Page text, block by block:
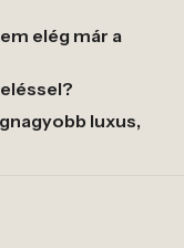
elég már a
luxus,